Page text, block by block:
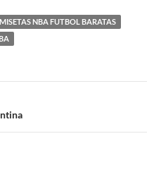
NBA FUTBOL BARATAS